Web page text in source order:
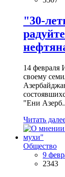
"30-
14 февраля
своему
"Ени
Читать
Общество
9
2343